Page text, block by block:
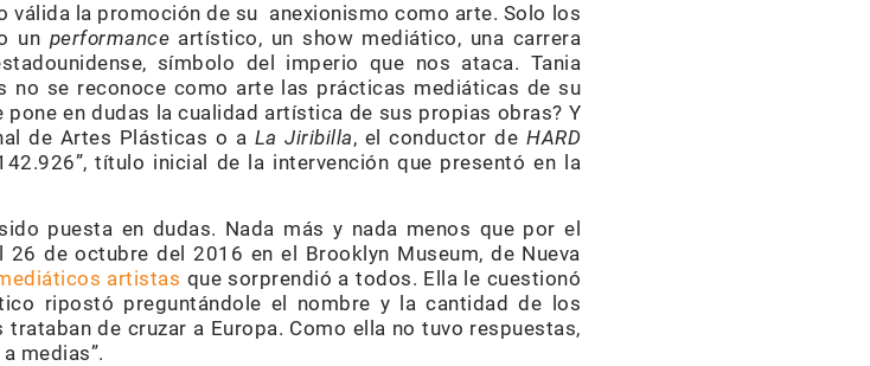
válida la promoción de su anexionismo como arte. Solo los
un performance artístico, un show mediático, una carrera
símbolo del imperio que nos ataca. Tania
no se reconoce como arte las prácticas mediáticas de su
en dudas la cualidad artística de sus propias obras? Y
de Artes Plásticas o a La Jiribilla, el conductor deHARD
título inicial de la intervención que presentó en la
puesta en dudas. Nada más y nada menos que por el
26 de octubre del 2016 en el Brooklyn Museum, de Nueva
artistas que sorprendió a todos. Ella le cuestionó
ripostó preguntándole el nombre y la cantidad de los
de cruzar a Europa. Como ella no tuvo respuestas,
medias”.